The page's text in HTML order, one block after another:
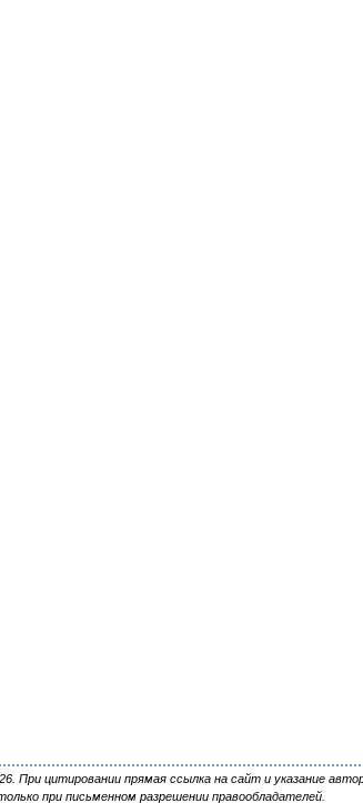
цитировании прямая ссылка на сайт и указание
при письменном разрешении правообладателей.